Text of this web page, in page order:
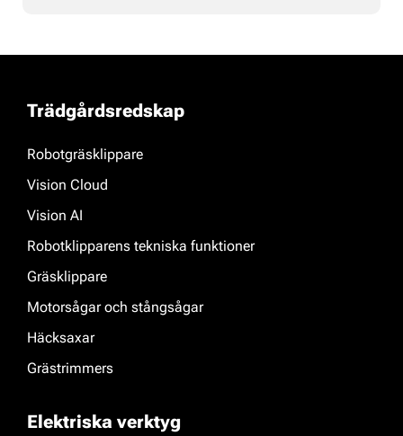
Trädgårdsredskap
Robotgräsklippare
Vision Cloud
Vision AI
Robotklipparens tekniska funktioner
Gräsklippare
Motorsågar och stångsågar
Häcksaxar
Grästrimmers
Elektriska verktyg